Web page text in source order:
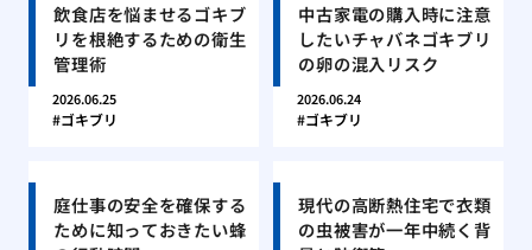
飲食店を悩ませるゴキブ
リを根絶するための衛生
管理術
2026.06.25
ゴキブリ
中古家電の購入時に注意
したいチャバネゴキブリ
の卵の混入リスク
2026.06.24
ゴキブリ
庭仕事の安全を確保する
ために知っておきたい蜂
現代の高断熱住宅で衣類
の虫被害が一年中続く背